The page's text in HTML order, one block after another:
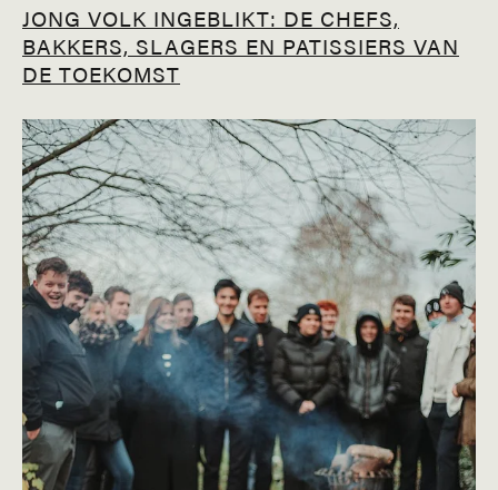
JONG VOLK INGEBLIKT: DE CHEFS,
BAKKERS, SLAGERS EN PATISSIERS VAN
DE TOEKOMST